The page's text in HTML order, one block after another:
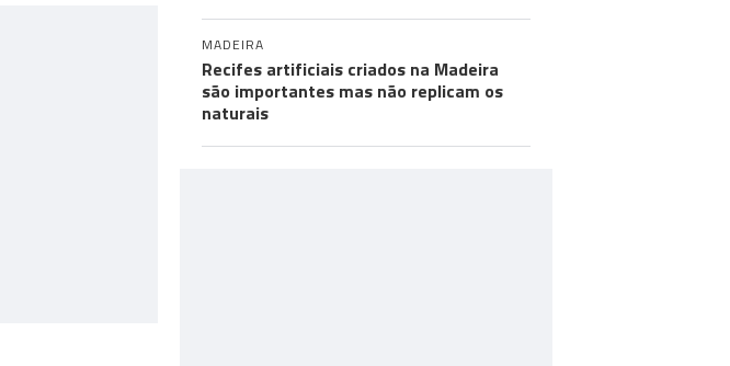
MADEIRA
Recifes artificiais criados na Madeira
são importantes mas não replicam os
naturais